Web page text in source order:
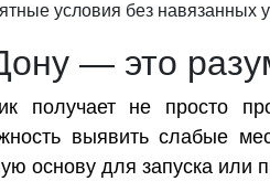
условия без навязанных
— это
получает не просто
выявить слабые
основу для запуска или